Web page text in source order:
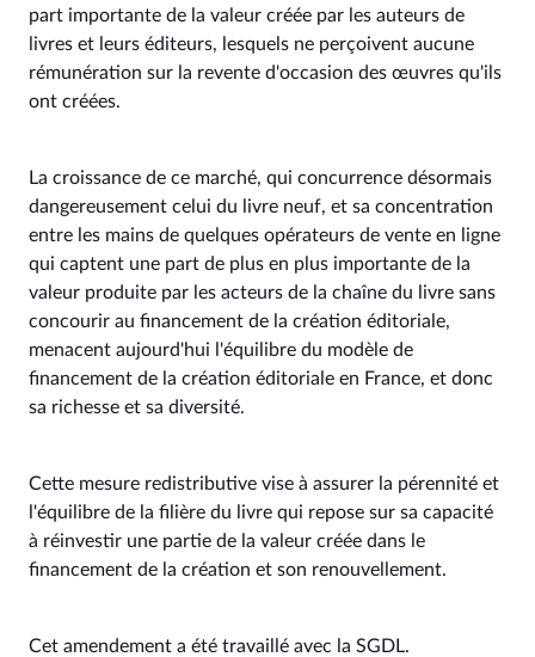
part importante de la valeur créée par les auteurs de
livres et leurs éditeurs, lesquels ne perçoivent aucune
rémunération sur la revente d'occasion des œuvres qu'ils
ont créées.
La croissance de ce marché, qui concurrence désormais
dangereusement celui du livre neuf, et sa concentration
entre les mains de quelques opérateurs de vente en ligne
qui captent une part de plus en plus importante de la
valeur produite par les acteurs de la chaîne du livre sans
concourir au financement de la création éditoriale,
menacent aujourd'hui l'équilibre du modèle de
financement de la création éditoriale en France, et donc
sa richesse et sa diversité.
Cette mesure redistributive vise à assurer la pérennité et
l'équilibre de la filière du livre qui repose sur sa capacité
à réinvestir une partie de la valeur créée dans le
financement de la création et son renouvellement.
Cet amendement a été travaillé avec la SGDL.